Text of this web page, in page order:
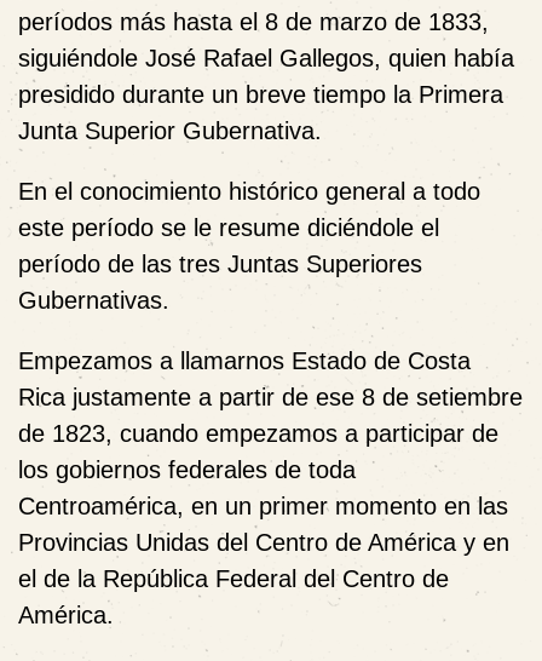
períodos más hasta el 8 de marzo de 1833,
siguiéndole José Rafael Gallegos, quien había
presidido durante un breve tiempo la Primera
Junta Superior Gubernativa.
En el conocimiento histórico general a todo
este período se le resume diciéndole el
período de las tres Juntas Superiores
Gubernativas.
Empezamos a llamarnos Estado de Costa
Rica justamente a partir de ese 8 de setiembre
de 1823, cuando empezamos a participar de
los gobiernos federales de toda
Centroamérica, en un primer momento en las
Provincias Unidas del Centro de América y en
el de la República Federal del Centro de
América.